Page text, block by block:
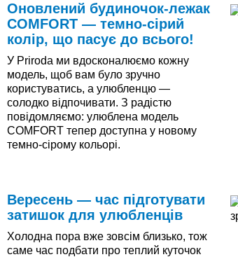
Оновлений будиночок-лежак
COMFORT — темно-сірий
колір, що пасує до всього!
У Priroda ми вдосконалюємо кожну
модель, щоб вам було зручно
користуватись, а улюбленцю —
солодко відпочивати. З радістю
повідомляємо: улюблена модель
COMFORT тепер доступна у новому
темно-сірому кольорі.
Вересень — час підготувати
затишок для улюбленців
Холодна пора вже зовсім близько, тож
саме час подбати про теплий куточок